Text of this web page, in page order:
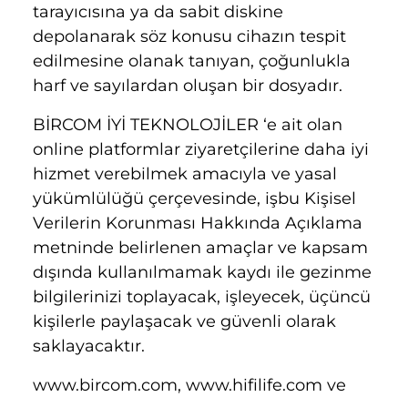
tarayıcısına ya da sabit diskine
depolanarak söz konusu cihazın tespit
edilmesine olanak tanıyan, çoğunlukla
harf ve sayılardan oluşan bir dosyadır.
BİRCOM İYİ TEKNOLOJİLER ‘e ait olan
online platformlar ziyaretçilerine daha iyi
hizmet verebilmek amacıyla ve yasal
yükümlülüğü çerçevesinde, işbu Kişisel
Verilerin Korunması Hakkında Açıklama
metninde belirlenen amaçlar ve kapsam
dışında kullanılmamak kaydı ile gezinme
bilgilerinizi toplayacak, işleyecek, üçüncü
kişilerle paylaşacak ve güvenli olarak
saklayacaktır.
www.bircom.com, www.hifilife.com ve